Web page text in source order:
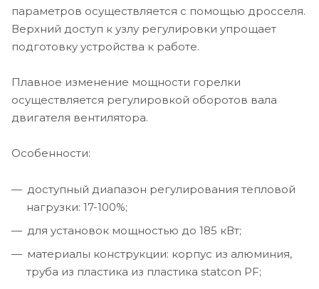
параметров осуществляется с помощью дросселя.
Верхний доступ к узлу регулировки упрощает
подготовку устройства к работе.
Плавное изменение мощности горелки
осуществляется регулировкой оборотов вала
двигателя вентилятора.
Особенности:
доступный диапазон регулирования тепловой
нагрузки: 17-100%;
для установок мощностью до 185 кВт;
материалы конструкции: корпус из алюминия,
труба из пластика из пластика statcon PF;